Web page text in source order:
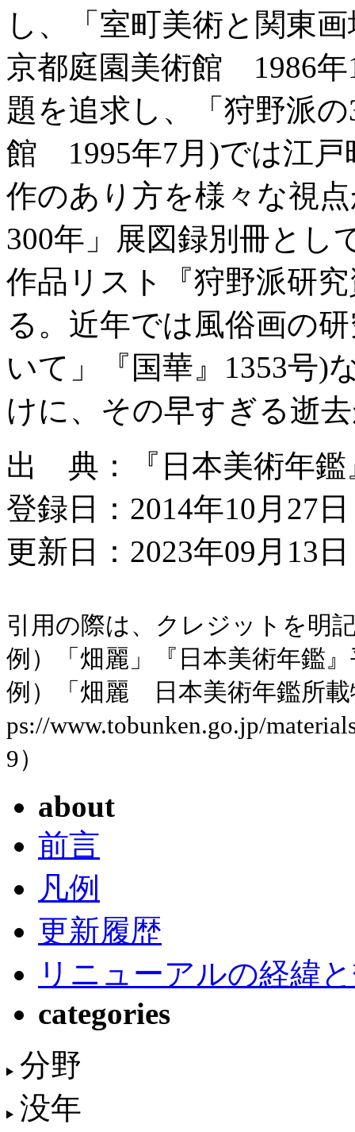
し、「室町美術と関東
京都庭園美術館 1986年
題を追求し、「狩野派
館 1995年7月)では江戸
作のあり方を様々な視
300年」展図録別冊とし
作品リスト『狩野派研
る。近年では風俗画の
いて」『国華』1353号)
けに、その早すぎる逝
出 典：『日本美術年鑑
登録日：2014年10月27日
更新日：2023年09月13
引用の際は、クレジットを明
例）「畑麗」『日本美術年鑑
例）「畑麗 日本美術年鑑所載
ps://www.tobunken.go.jp/
9）
about
前言
凡例
更新履歴
リニューアルの経緯
categories
分野
没年